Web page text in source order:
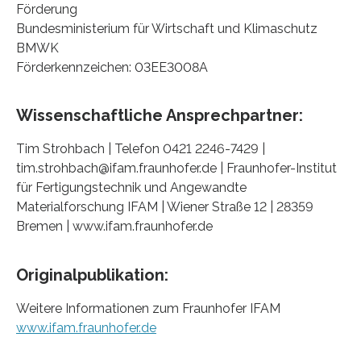
Förderung
Bundesministerium für Wirtschaft und Klimaschutz
BMWK
Förderkennzeichen: 03EE3008A
Wissenschaftliche Ansprechpartner:
Tim Strohbach | Telefon 0421 2246-7429 |
tim.strohbach@ifam.fraunhofer.de | Fraunhofer-Institut
für Fertigungstechnik und Angewandte
Materialforschung IFAM | Wiener Straße 12 | 28359
Bremen | www.ifam.fraunhofer.de
Originalpublikation:
Weitere Informationen zum Fraunhofer IFAM
www.ifam.fraunhofer.de